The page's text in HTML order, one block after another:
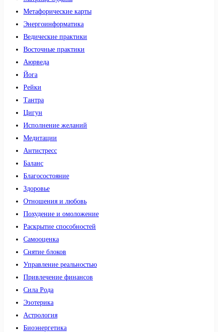
Метафорические карты
Энергоинформатика
Ведические практики
Восточные практики
Аюрведа
Йога
Рейки
Тантра
Цигун
Исполнение желаний
Медитации
Антистресс
Баланс
Благосостояние
Здоровье
Отношения и любовь
Похудение и омоложение
Раскрытие способностей
Самооценка
Снятие блоков
Управление реальностью
Привлечение финансов
Сила Рода
Эзотерика
Астрология
Биоэнергетика